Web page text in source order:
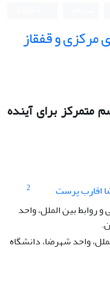
مرکزی و قفقاز
متمرکز برای آینده
اقارب پرست
2
بین الملل، واحد
واحد شهرضا، دانشگاه